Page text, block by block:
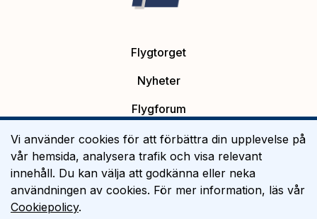
Flygtorget
Nyheter
Flygforum
Platsannonser
Flygutbildning
Om Flygtorget
Vi använder cookies för att förbättra din upplevelse på
vår hemsida, analysera trafik och visa relevant
innehåll. Du kan välja att godkänna eller neka
användningen av cookies. För mer information, läs vår
Cookiepolicy.